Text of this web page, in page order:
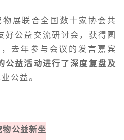
展联合全国数十家协会共
好公益交流研讨会，获得圆
去年参与会议的发言嘉宾
公益活动进行了深度复盘及
公益。
公益新坐